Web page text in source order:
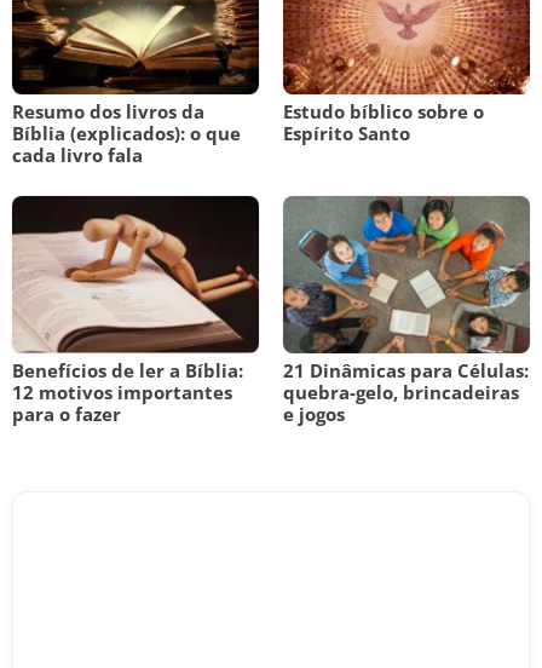
Resumo dos livros da
Bíblia (explicados): o que
cada livro fala
Estudo bíblico sobre o
Espírito Santo
Benefícios de ler a Bíblia:
12 motivos importantes
para o fazer
21 Dinâmicas para Células:
quebra-gelo, brincadeiras
e jogos